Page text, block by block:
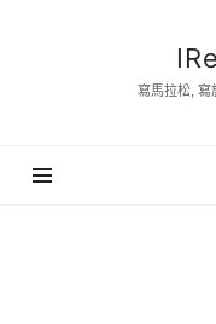
樂
寫馬拉松, 寫